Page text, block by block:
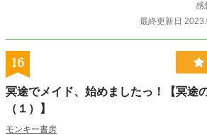
感
最終更新日
16
冥途でメイド、始めましたっ！【冥途
（１）】
モンキー書房